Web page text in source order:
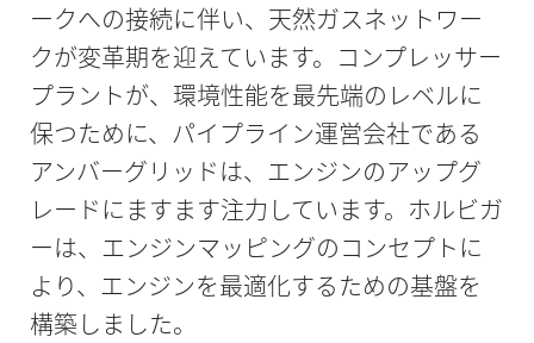
ークへの接続に伴い、天然ガスネットワー
クが変革期を迎えています。コンプレッサー
プラントが、環境性能を最先端のレベルに
保つために、パイプライン運営会社である
アンバーグリッドは、エンジンのアップグ
レードにますます注力しています。ホルビガ
ーは、エンジンマッピングのコンセプトに
より、エンジンを最適化するための基盤を
構築しました。